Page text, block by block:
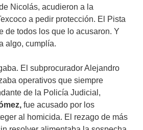
Nicolás, acudieron a la
a pedir protección. El Pista
de todos los que lo acusaron. Y
algo, cumplía.
El subprocurador Alejandro
operativos que siempre
de la Policía Judicial,
fue acusado por los
al homicida. El rezago de más